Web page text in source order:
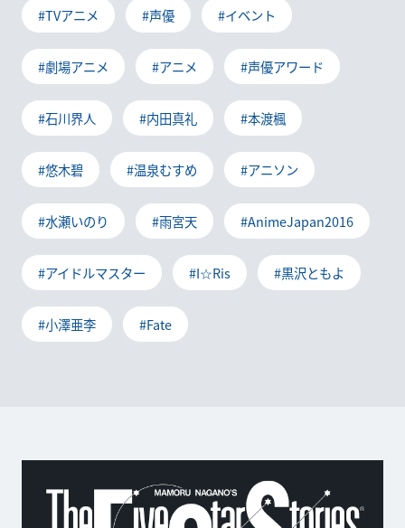
#TVアニメ #声優 #イベント
#劇場アニメ #アニメ #声優アワード
#石川界人 #内田真礼 #本渡楓
#悠木碧 #温泉むすめ #アニソン
#水瀬いのり #雨宮天 #AnimeJapan2016
#アイドルマスター #I☆Ris #黒沢ともよ
#小澤亜李 #Fate